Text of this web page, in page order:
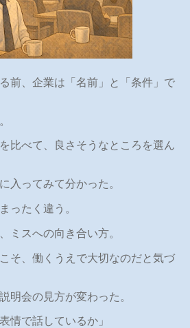
前、企業は「名前」と「条件」で
比べて、良さそうなところを選ん
入ってみて分かった。
ったく違う。
ミスへの向き合い方。
そ、働くうえで大切なのだと気づ
明会の見方が変わった。
情で話しているか」